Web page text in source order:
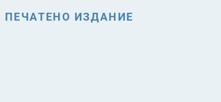
ПЕЧАТЕНО ИЗДАНИЕ